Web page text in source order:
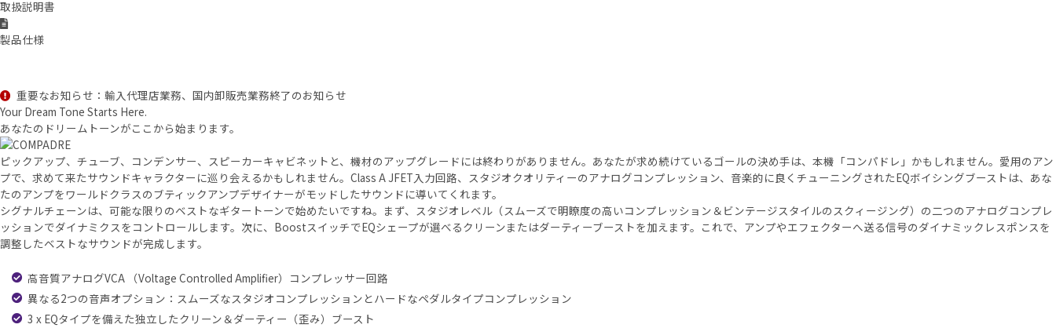
取扱説明書
製品仕様
重要なお知らせ：輸入代理店業務、国内卸販売業務終了のお知らせ
Your Dream Tone Starts Here.
あなたのドリームトーンがここから始まります。
ピックアップ、チューブ、コンデンサー、スピーカーキャビネットと、機材のアップグレードには終わりがありません。あなたが求め続けているゴールの決め手は、本機「コンパドレ」かもしれません。愛用のアン
プで、求めて来たサウンドキャラクターに巡り会えるかもしれません。Class A JFET入力回路、スタジオクオリティーのアナログコンプレッション、音楽的に良くチューニングされたEQボイシングブーストは、あな
たのアンプをワールドクラスのブティックアンプデザイナーがモッドしたサウンドに導いてくれます。
シグナルチェーンは、可能な限りのベストなギタートーンで始めたいですね。まず、スタジオレベル（スムーズで明瞭度の高いコンプレッション＆ビンテージスタイルのスクィージング）の二つのアナログコンプレ
ッションでダイナミクスをコントロールします。次に、BoostスイッチでEQシェープが選べるクリーンまたはダーティーブーストを加えます。これで、アンプやエフェクターへ送る信号のダイナミックレスポンスを
調整したベストなサウンドが完成します。
高音質アナログVCA （Voltage Controlled Amplifier）コンプレッサー回路
異なる2つの音声オプション：スムーズなスタジオコンプレッションとハードなペダルタイプコンプレッション
3 x EQタイプを備えた独立したクリーン＆ダーティー（歪み）ブースト